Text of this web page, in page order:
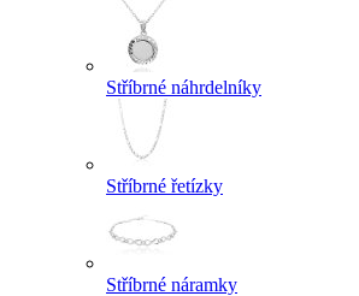
Stříbrné náhrdelníky
Stříbrné řetízky
Stříbrné náramky